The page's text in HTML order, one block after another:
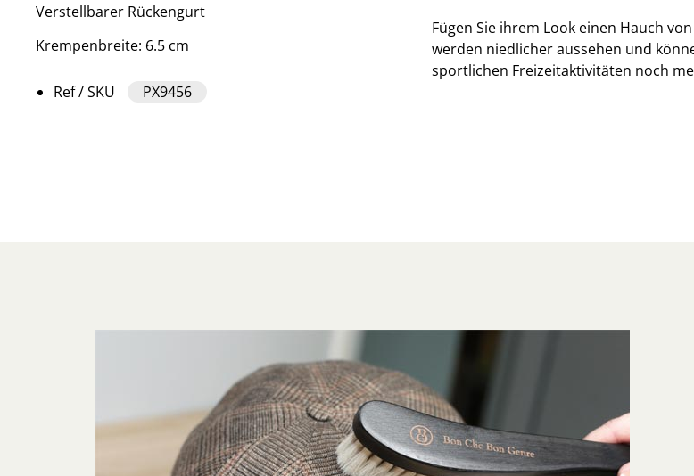
Verstellbarer Rückengurt
Krempenbreite: 6.5 cm
Ref / SKU PX9456
Fügen Sie ihrem Look einen Hauch
werden niedlicher aussehen und
sportlichen Freizeitaktivitäten noch